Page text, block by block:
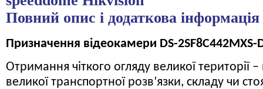
Повний опис і додаткова інформація
Призначення відеокамери DS-2SF8C442MXS-
Отримання чіткого огляду великої території
великої транспортної розв’язки, складу чи